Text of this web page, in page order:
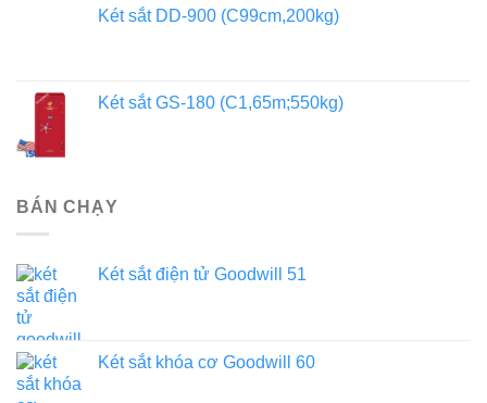
Két sắt DD-900 (C99cm,200kg)
Két sắt GS-180 (C1,65m;550kg)
BÁN CHẠY
Két sắt điện tử Goodwill 51
Két sắt khóa cơ Goodwill 60